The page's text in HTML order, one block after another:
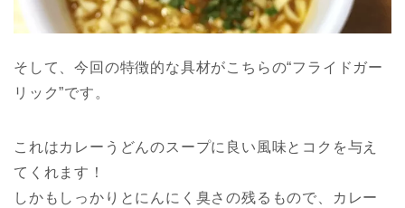
そして、今回の特徴的な具材がこちらの“フライドガー
リック”です。
これはカレーうどんのスープに良い風味とコクを与え
てくれます！
しかもしっかりとにんにく臭さの残るもので、カレー